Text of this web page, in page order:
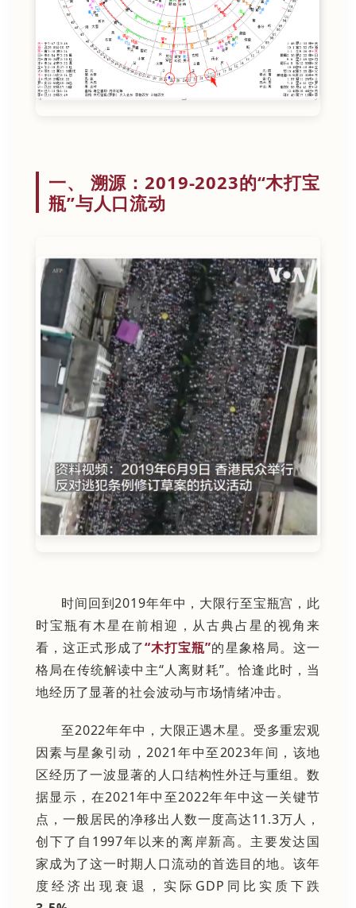
一、 溯源：2019-2023的“木打宝
瓶”与人口流动
时间回到2019年年中，大限行至宝瓶宫，此
时宝瓶有木星在前相迎，从古典占星的视角来
看，这正式形成了“木打宝瓶”的星象格局。这一
格局在传统解读中主“人离财耗”。恰逢此时，当
地经历了显著的社会波动与市场情绪冲击。
至2022年年中，大限正遇木星。受多重宏观
因素与星象引动，2021年中至2023年间，该地
区经历了一波显著的人口结构性外迁与重组。数
据显示，在2021年中至2022年年中这一关键节
点，一般居民的净移出人数一度高达11.3万人，
创下了自1997年以来的离岸新高。主要发达国
家成为了这一时期人口流动的首选目的地。该年
度经济出现衰退，实际GDP同比实质下跌